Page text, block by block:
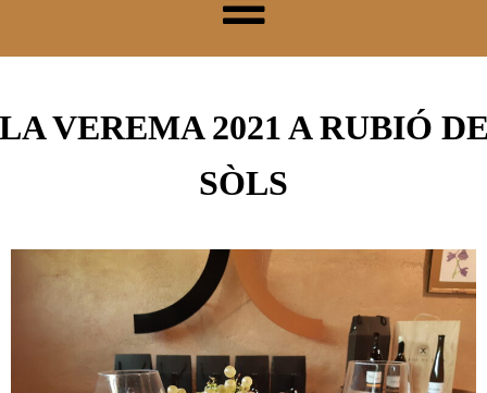
VEREMA 2021 A RUBIÓ
SÒLS